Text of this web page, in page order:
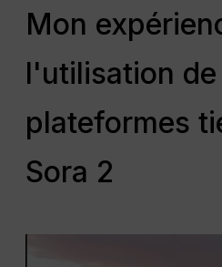
Mon
l'utilisation de
plateformes
Sora 2